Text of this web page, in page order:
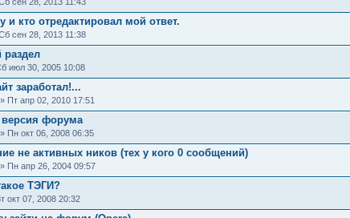
и кто отредактировал мой ответ.
сен 28, 2013 11:38
июл 30, 2005 10:08
заработал!...
» Пт апр 02, 2010 17:51
форума
» Пн окт 06, 2008 06:35
не активных ников (тех у кого 0 сообщений)
» Пн апр 26, 2004 09:57
ТЭГИ?
окт 07, 2008 20:32